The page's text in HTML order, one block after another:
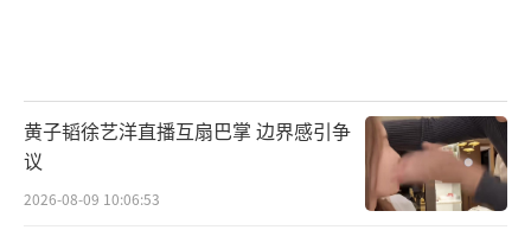
黄子韬徐艺洋直播互扇巴掌 边界感引争
议
2026-08-09 10:06:53